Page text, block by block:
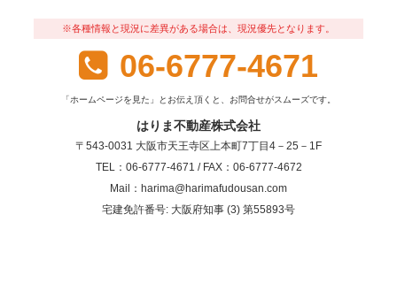
※各種情報と現況に差異がある場合は、現況優先となります。
06-6777-4671
「ホームページを見た」とお伝え頂くと、お問合せがスムーズです。
はりま不動産株式会社
〒543-0031 大阪市天王寺区上本町7丁目4－25－1F
TEL：06-6777-4671 / FAX：06-6777-4672
Mail：harima@harimafudousan.com
宅建免許番号: 大阪府知事 (3) 第55893号